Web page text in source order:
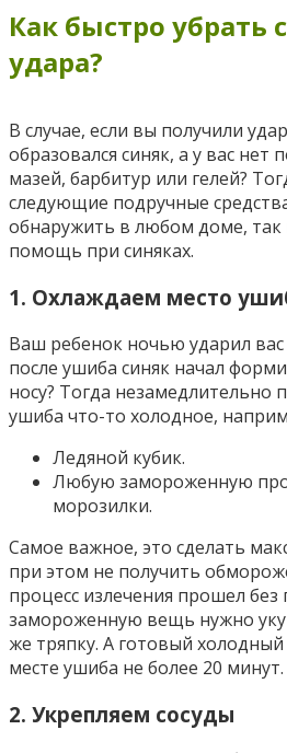
Как быстро убрать
удара?
В случае, если вы получили
образовался синяк, а у вас нет
мазей, барбитур или гелей?
следующие подручные
обнаружить в любом доме, так
помощь при синяках.
1. Охлаждаем место
Ваш ребенок ночью ударил вас
после ушиба синяк начал
носу? Тогда незамедлительно
ушиба что-то холодное,
Ледяной кубик.
Любую замороженную
морозилки.
Самое важное, это сделать
при этом не получить
процесс излечения прошел
замороженную вещь нужно
же тряпку. А готовый
месте ушиба не более 20 минут.
2. Укрепляем сосуды